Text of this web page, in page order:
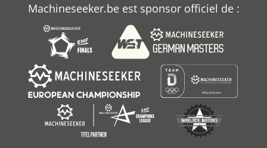
Machineseeker.be est sponsor officiel de :